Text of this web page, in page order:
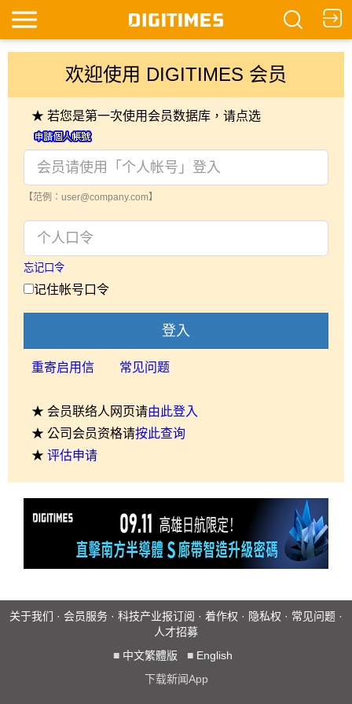
欢迎使用 DIGITIMES 会员
★ 若您是第一次使用会员数据库，请点选
【范例：user@company.com】
忘记口令
记住帐号口令
登入
重寄启用信 常见问题
★ 会员联络人网页请由此登入
★ 公司会员资格请按此查询
★ 评估申请
关于我们 · 会员服务 · 科技产业报订阅 · 着作权 · 隐私权 · 常见问题 ·
人才招募
■ 中文繁體版 ■ English
下载新闻App